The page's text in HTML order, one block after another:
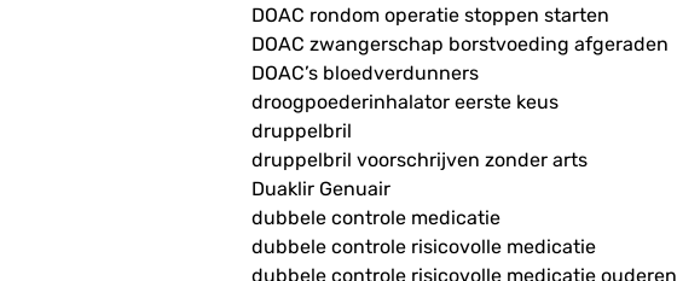
DOAC rondom operatie stoppen starten
DOAC zwangerschap borstvoeding afgeraden
DOAC’s bloedverdunners
droogpoederinhalator eerste keus
druppelbril
druppelbril voorschrijven zonder arts
Duaklir Genuair
dubbele controle medicatie
dubbele controle risicovolle medicatie
dubbele controle risicovolle medicatie ouderen